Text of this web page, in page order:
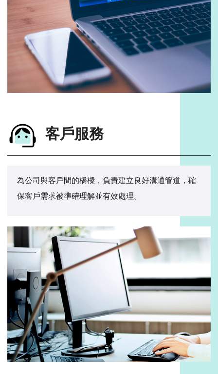
客戶服務
為公司與客戶間的橋樑，負責建立良好溝通管道，確
保客戶需求被準確理解並有效處理。